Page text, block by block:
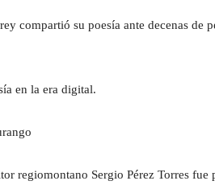
compartió su poesía ante decenas de
en la era digital.
Sergio Pérez Torres fue